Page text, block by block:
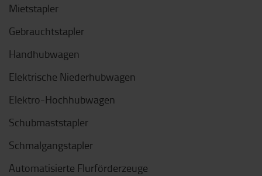
Mietstapler
Gebrauchtstapler
Handhubwagen
Elektrische Niederhubwagen
Elektro-Hochhubwagen
Schubmaststapler
Schmalgangstapler
Automatisierte Flurförderzeuge